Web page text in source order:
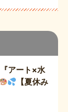
アート×水
【夏休み